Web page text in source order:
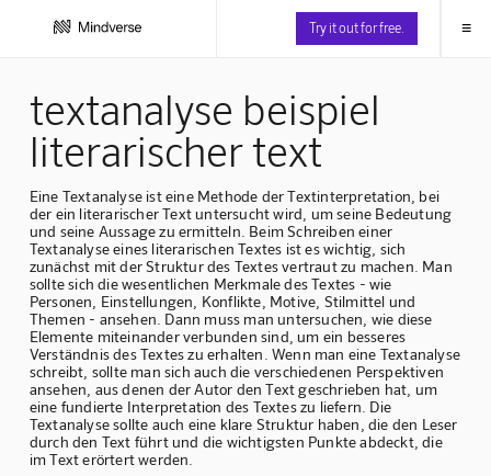
Try it out for free. ≡
textanalyse beispiel
literarischer text
Eine Textanalyse ist eine Methode der Textinterpretation, bei
der ein literarischer Text untersucht wird, um seine Bedeutung
und seine Aussage zu ermitteln. Beim Schreiben einer
Textanalyse eines literarischen Textes ist es wichtig, sich
zunächst mit der Struktur des Textes vertraut zu machen. Man
sollte sich die wesentlichen Merkmale des Textes - wie
Personen, Einstellungen, Konflikte, Motive, Stilmittel und
Themen - ansehen. Dann muss man untersuchen, wie diese
Elemente miteinander verbunden sind, um ein besseres
Verständnis des Textes zu erhalten. Wenn man eine Textanalyse
schreibt, sollte man sich auch die verschiedenen Perspektiven
ansehen, aus denen der Autor den Text geschrieben hat, um
eine fundierte Interpretation des Textes zu liefern. Die
Textanalyse sollte auch eine klare Struktur haben, die den Leser
durch den Text führt und die wichtigsten Punkte abdeckt, die
im Text erörtert werden.